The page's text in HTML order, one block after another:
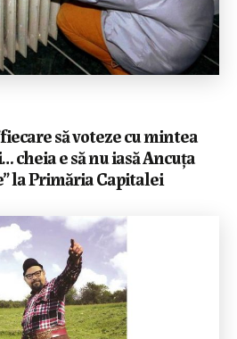
să voteze cu mintea
cheia e să nu iasă Ancuța
la Primăria Capitalei